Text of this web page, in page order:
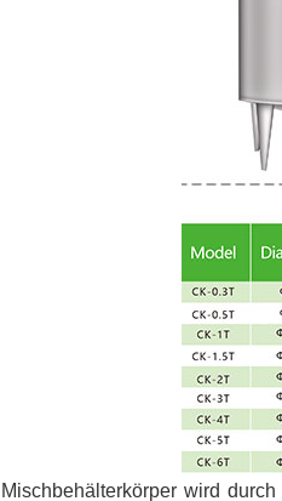
Mischbehälterkörper wird